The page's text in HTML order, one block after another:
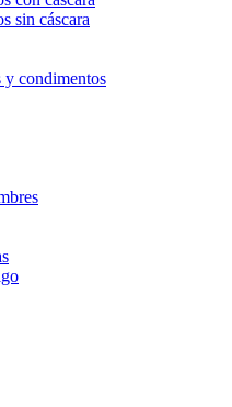
sin cáscara
y condimentos